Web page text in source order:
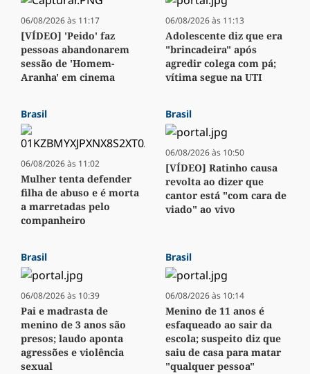
06/08/2026 às 11:17
[VÍDEO] 'Peido' faz
pessoas abandonarem
sessão de 'Homem-
Aranha' em cinema
06/08/2026 às 11:13
Adolescente diz que era
"brincadeira" após
agredir colega com pá;
vítima segue na UTI
Brasil
06/08/2026 às 11:02
Mulher tenta defender
filha de abuso e é morta
a marretadas pelo
companheiro
Brasil
06/08/2026 às 10:50
[VÍDEO] Ratinho causa
revolta ao dizer que
cantor está "com cara de
viado" ao vivo
Brasil
06/08/2026 às 10:39
Pai e madrasta de
menino de 3 anos são
presos; laudo aponta
agressões e violência
sexual
Brasil
06/08/2026 às 10:14
Menino de 11 anos é
esfaqueado ao sair da
escola; suspeito diz que
saiu de casa para matar
"qualquer pessoa"